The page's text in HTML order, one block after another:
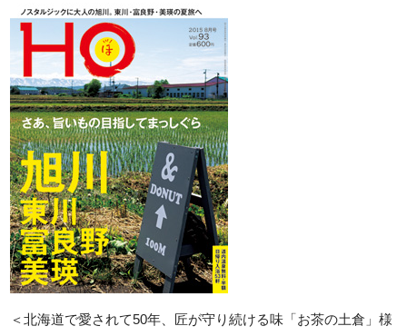
＜北海道で愛されて50年、匠が守り続ける味「お茶の土倉」様